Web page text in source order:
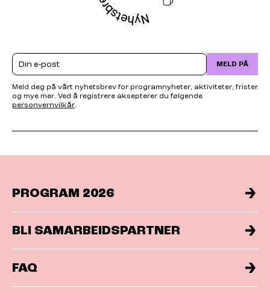
Email MELD PÅ
Meld deg på vårt nyhetsbrev for programnyheter, aktiviteter, frister
og mye mer. Ved å registrere aksepterer du følgende
personvernvilkår.
PROGRAM 2026
BLI SAMARBEIDSPARTNER
FAQ